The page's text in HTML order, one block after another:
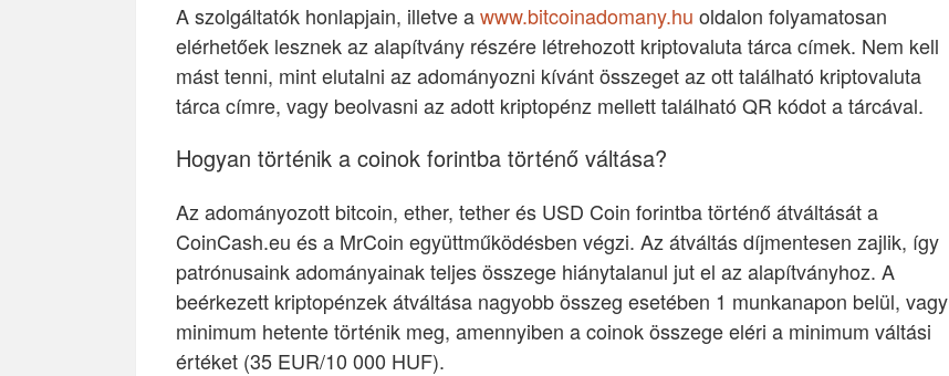
A szolgáltatók honlapjain, illetve awww.bitcoinadomany.hu oldalon folyamatosan
elérhetőek lesznek az alapítvány részére létrehozott kriptovaluta tárca címek. Nem kell
mást tenni, mint elutalni az adományozni kívánt összeget az ott található kriptovaluta
tárca címre, vagy beolvasni az adott kriptopénz mellett található QR kódot a tárcával.
Hogyan történik a coinok forintba történő váltása?
Az adományozott bitcoin, ether, tether és USD Coin forintba történő átváltását a
CoinCash.eu és a MrCoin együttműködésben végzi. Az átváltás díjmentesen zajlik, így
patrónusaink adományainak teljes összege hiánytalanul jut el az alapítványhoz. A
beérkezett kriptopénzek átváltása nagyobb összeg esetében 1 munkanapon belül, vagy
minimum hetente történik meg, amennyiben a coinok összege eléri a minimum váltási
értéket (35 EUR/10 000 HUF).